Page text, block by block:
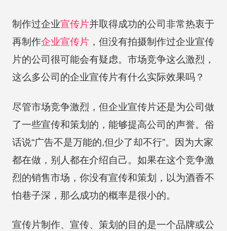
制作过企业宣传片并取得成功的公司非常热衷于
再制作企业宣传片，但没有拍摄制作过企业宣传
片的公司很可能会有疑虑。市场竞争这么激烈，
这么多公司的企业宣传片有什么实际效果吗？
尽管市场竞争激烈，但企业宣传片还是为公司做
了一些宣传和策划的，能够提高公司的声誉。俗
话说“广告不是万能的,但少了却不行”。因为大家
都在做，别人都在介绍自己。如果在这个竞争激
烈的销售市场，你没有宣传和策划，以为酒香不
怕巷子深，那么成功的概率是很小的。
宣传片制作、宣传、策划的目的是一个品牌或公